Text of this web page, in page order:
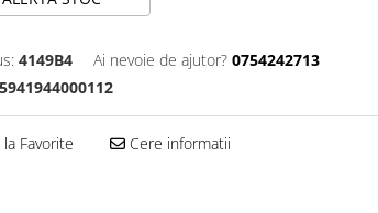
4149B4 Ai nevoie de ajutor? 0754242713
5941944000112
la Favorite Cere informatii